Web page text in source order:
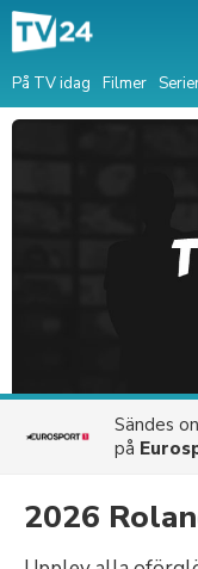
På TV idag Filmer
Sändes
på
2026